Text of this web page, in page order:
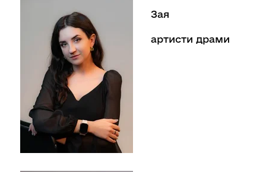
Зая
артисти драми